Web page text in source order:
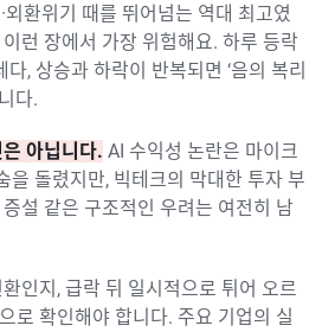
외환위기 때를 뛰어넘는 역대 최고였
런 장에서 가장 위험해요. 하루 등락
, 상승과 하락이 반복되면 ‘음의 복리
다.
아닙니다. AI 수익성 논란은 마이크
을 돌렸지만, 빅테크의 막대한 투자 부
설 같은 구조적인 우려는 여전히 남
인지, 급락 뒤 일시적으로 튀어 오르
로 확인해야 합니다. 주요 기업의 실